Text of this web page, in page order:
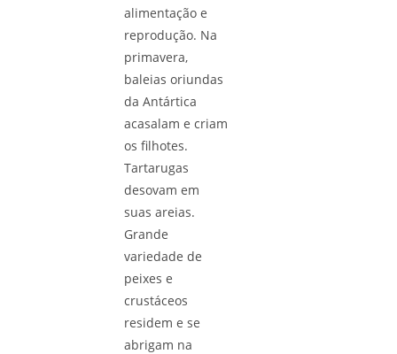
alimentação e
reprodução. Na
primavera,
baleias oriundas
da Antártica
acasalam e criam
os filhotes.
Tartarugas
desovam em
suas areias.
Grande
variedade de
peixes e
crustáceos
residem e se
abrigam na